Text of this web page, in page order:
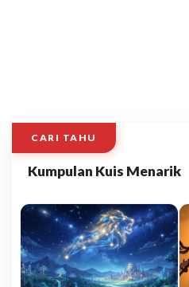
CARI TAHU
Kumpulan Kuis Menarik